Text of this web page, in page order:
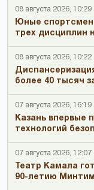
08 августа 2026, 10:29
Юные
трех дисциплин
08 августа 2026, 10:22
более 40 тысяч
07 августа 2026, 16:19
Казань впервые
технологий
07 августа 2026, 12:07
Театр Камала
90-летию